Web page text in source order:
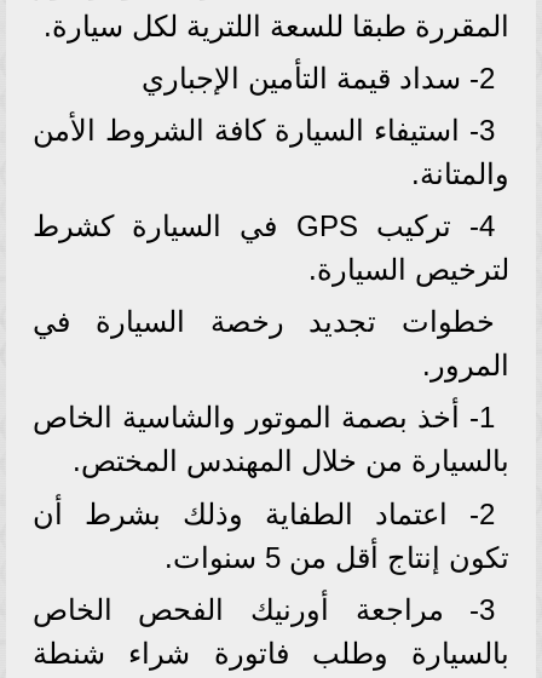
المقررة طبقا للسعة اللترية لكل سيارة.
2- سداد قيمة التأمين الإجباري
3- استيفاء السيارة كافة الشروط الأمن
والمتانة.
4- تركيب GPS في السيارة كشرط
لترخيص السيارة.
خطوات تجديد رخصة السيارة في
المرور.
1- أخذ بصمة الموتور والشاسية الخاص
بالسيارة من خلال المهندس المختص.
2- اعتماد الطفاية وذلك بشرط أن
تكون إنتاج أقل من 5 سنوات.
3- مراجعة أورنيك الفحص الخاص
بالسيارة وطلب فاتورة شراء شنطة